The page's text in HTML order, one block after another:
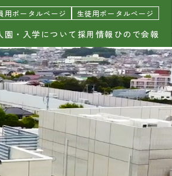
用ポータルページ 生徒用ポータルページ
園・入学について 採用情報 ひので会報